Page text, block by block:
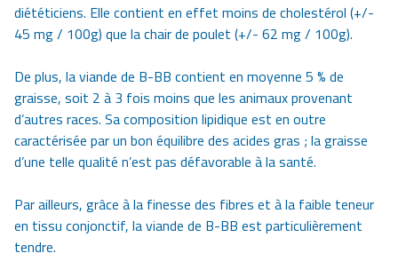
diététiciens. Elle contient en effet moins de cholestérol (+/-
45 mg / 100g) que la chair de poulet (+/- 62 mg / 100g).
De plus, la viande de B-BB contient en moyenne 5 % de
graisse, soit 2 à 3 fois moins que les animaux provenant
d’autres races. Sa composition lipidique est en outre
caractérisée par un bon équilibre des acides gras ; la graisse
d’une telle qualité n’est pas défavorable à la santé.
Par ailleurs, grâce à la finesse des fibres et à la faible teneur
en tissu conjonctif, la viande de B-BB est particulièrement
tendre.